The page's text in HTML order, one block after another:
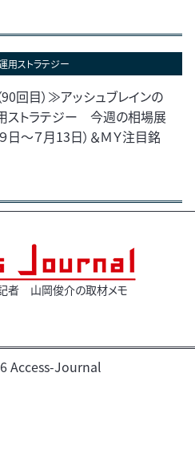
用ストラテジー
回目）≫アッシュブレインの
ストラテジー 今週の相場展
日～７月13日）＆ＭＹ注目銘
者 山岡俊介の取材メモ
Access-Journal